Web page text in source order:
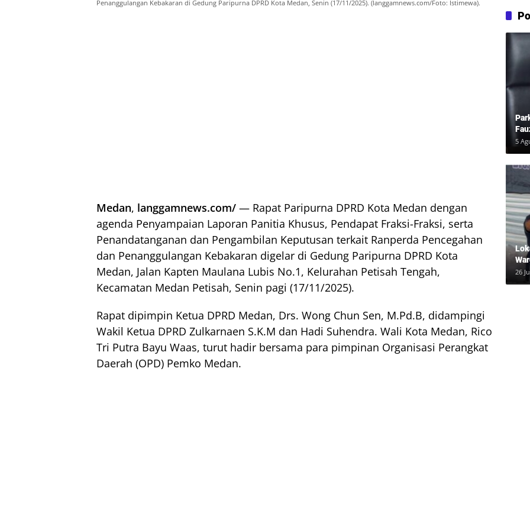
Penanggulangan Kebakaran di Gedung Paripurna DPRD Kota Medan, Senin (17/11/2025). (langgamnews.com/Foto: Istimewa).
Medan, langgamnews.com/ — Rapat Paripurna DPRD Kota Medan dengan
agenda Penyampaian Laporan Panitia Khusus, Pendapat Fraksi-Fraksi, serta
Penandatanganan dan Pengambilan Keputusan terkait Ranperda Pencegahan
dan Penanggulangan Kebakaran digelar di Gedung Paripurna DPRD Kota
Medan, Jalan Kapten Maulana Lubis No.1, Kelurahan Petisah Tengah,
Kecamatan Medan Petisah, Senin pagi (17/11/2025).
Rapat dipimpin Ketua DPRD Medan, Drs. Wong Chun Sen, M.Pd.B, didampingi
Wakil Ketua DPRD Zulkarnaen S.K.M dan Hadi Suhendra. Wali Kota Medan, Rico
Tri Putra Bayu Waas, turut hadir bersama para pimpinan Organisasi Perangkat
Daerah (OPD) Pemko Medan.
5
26